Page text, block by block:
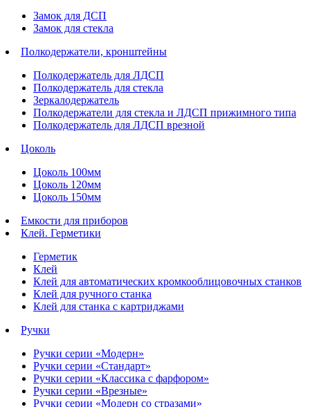
Замок для ДСП
Замок для стекла
Полкодержатели, кронштейны
Полкодержатель для ЛДСП
Полкодержатель для стекла
Зеркалодержатель
Полкодержатели для стекла и ЛДСП прижимного типа
Полкодержатель для ЛДСП врезной
Цоколь
Цоколь 100мм
Цоколь 120мм
Цоколь 150мм
Емкости для приборов
Клей. Герметики
Герметик
Клей
Клей для автоматических кромкооблицовочных станков
Клей для ручного станка
Клей для станка с картриджами
Ручки
Ручки серии «Модерн»
Ручки серии «Стандарт»
Ручки серии «Классика с фарфором»
Ручки серии «Врезные»
Ручки серии «Модерн со стразами»